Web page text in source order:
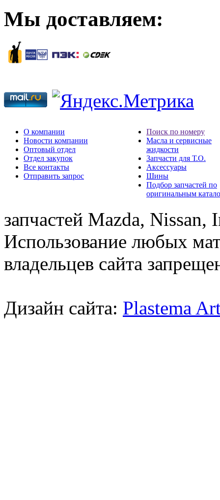
Мы доставляем:
О компании
Новости компании
Оптовый отдел
Отдел закупок
Все контакты
Отправить запрос
Поиск по номеру
Масла и сервисные
жидкости
Запчасти для Т.О.
Аксессуары
Шины
Подбор запчастей по
оригинальным
запчастей Mazda,
Использование любых
владельцев сайта
Дизайн сайта: Plastema